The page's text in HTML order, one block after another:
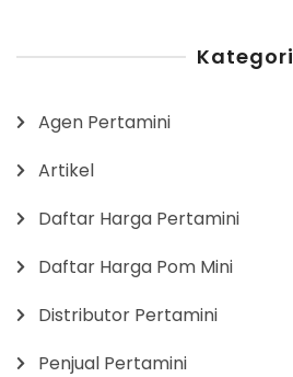
Kategori
Agen Pertamini
Artikel
Daftar Harga Pertamini
Daftar Harga Pom Mini
Distributor Pertamini
Penjual Pertamini